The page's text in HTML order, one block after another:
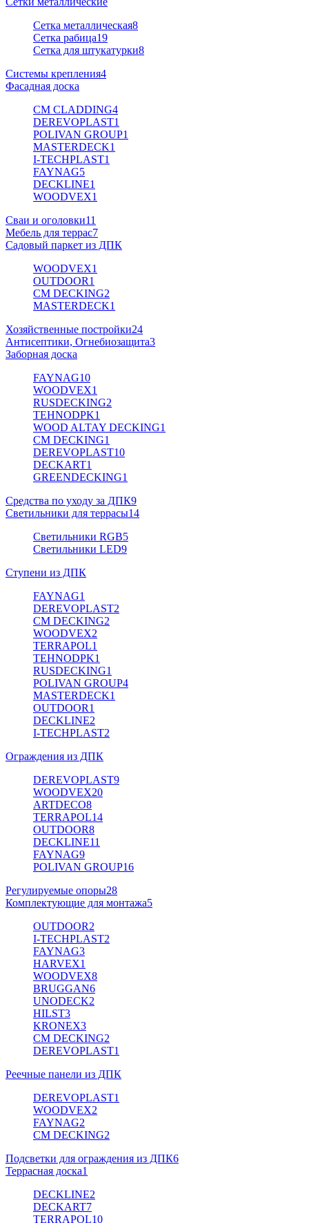
Сетка металлическая8
Сетка рабица19
Сетка для штукатурки8
Системы крепления4
Фасадная доска
CM CLADDING4
DEREVOPLAST1
POLIVAN GROUP1
MASTERDECK1
I-TECHPLAST1
FAYNAG5
DECKLINE1
WOODVEX1
Сваи и оголовки11
Мебель для террас7
Садовый паркет из ДПК
WOODVEX1
OUTDOOR1
CM DECKING2
MASTERDECK1
Хозяйственные постройки24
Антисептики, Огнебиозащита3
Заборная доска
FAYNAG10
WOODVEX1
RUSDECKING2
TEHNODPK1
WOOD ALTAY DECKING1
CM DECKING1
DEREVOPLAST10
DECKART1
GREENDECKING1
Средства по уходу за ДПК9
Светильники для террасы14
Светильники RGB5
Светильники LED9
Ступени из ДПК
FAYNAG1
DEREVOPLAST2
CM DECKING2
WOODVEX2
TERRAPOL1
TEHNODPK1
RUSDECKING1
POLIVAN GROUP4
MASTERDECK1
OUTDOOR1
DECKLINE2
I-TECHPLAST2
Ограждения из ДПК
DEREVOPLAST9
WOODVEX20
ARTDECO8
TERRAPOL14
OUTDOOR8
DECKLINE11
FAYNAG9
POLIVAN GROUP16
Регулируемые опоры28
Комплектующие для монтажа5
OUTDOOR2
I-TECHPLAST2
FAYNAG3
HARVEX1
WOODVEX8
BRUGGAN6
UNODECK2
HILST3
KRONEX3
CM DECKING2
DEREVOPLAST1
Реечные панели из ДПК
DEREVOPLAST1
WOODVEX2
FAYNAG2
CM DECKING2
Подсветки для ограждения из ДПК6
Террасная доска1
DECKLINE2
DECKART7
TERRAPOL10